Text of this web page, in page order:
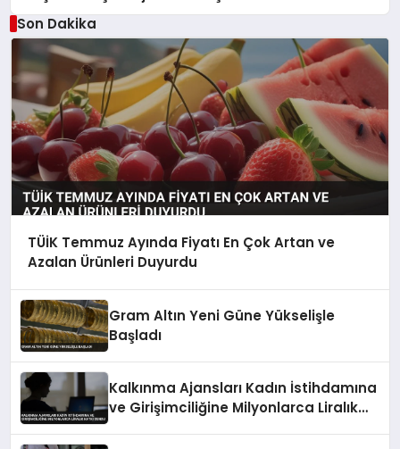
Son Dakika
TÜİK Temmuz Ayında Fiyatı En Çok Artan ve
Azalan Ürünleri Duyurdu
Gram Altın Yeni Güne Yükselişle
Başladı
Kalkınma Ajansları Kadın İstihdamına
ve Girişimciliğine Milyonlarca Liralık